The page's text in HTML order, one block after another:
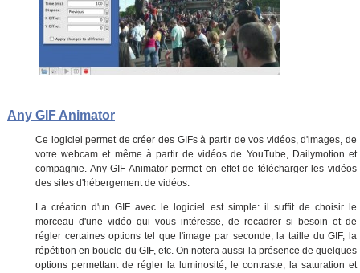
Any GIF Animator
Ce logiciel permet de créer des GIFs à partir de vos vidéos, d'images, de
votre webcam et même à partir de vidéos de YouTube, Dailymotion et
compagnie. Any GIF Animator permet en effet de télécharger les vidéos
des sites d'hébergement de vidéos.
La création d'un GIF avec le logiciel est simple: il suffit de choisir le
morceau d'une vidéo qui vous intéresse, de recadrer si besoin et de
régler certaines options tel que l'image par seconde, la taille du GIF, la
répétition en boucle du GIF, etc. On notera aussi la présence de quelques
options permettant de régler la luminosité, le contraste, la saturation et